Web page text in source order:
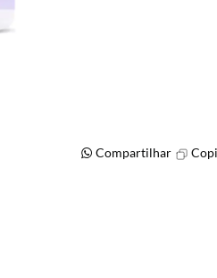
Compartilhar